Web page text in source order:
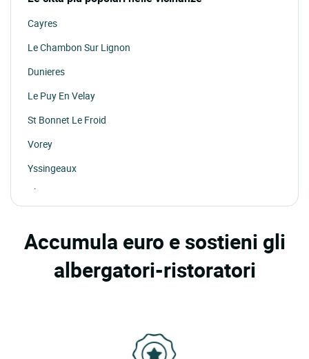
Cayres
Le Chambon Sur Lignon
Dunieres
Le Puy En Velay
St Bonnet Le Froid
Vorey
Yssingeaux
Blavozy
Accumula euro e sostieni gli
albergatori-ristoratori